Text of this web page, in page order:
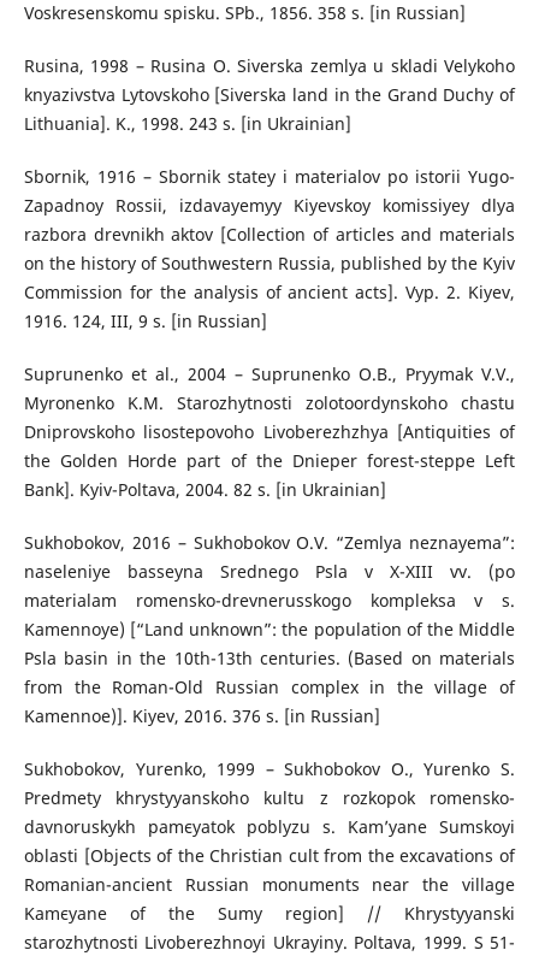
Voskresenskomu spisku. SPb., 1856. 358 s. [in Russian]
Rusina, 1998 – Rusina O. Siverska zemlya u skladi Velykoho
knyazivstva Lytovskoho [Siverska land in the Grand Duchy of
Lithuania]. K., 1998. 243 s. [in Ukrainian]
Sbornik, 1916 – Sbornik statey i materialov po istorii Yugo-
Zapadnoy Rossii, izdavayemyy Kiyevskoy komissiyey dlya
razbora drevnikh aktov [Collection of articles and materials
on the history of Southwestern Russia, published by the Kyiv
Commission for the analysis of ancient acts]. Vyp. 2. Kiyev,
1916. 124, III, 9 s. [in Russian]
Suprunenko et al., 2004 – Suprunenko O.B., Pryymak V.V.,
Myronenko K.M. Starozhytnosti zolotoordynskoho chastu
Dniprovskoho lisostepovoho Livoberezhzhya [Antiquities of
the Golden Horde part of the Dnieper forest-steppe Left
Bank]. Kyiv-Poltava, 2004. 82 s. [in Ukrainian]
Sukhobokov, 2016 – Sukhobokov O.V. “Zemlya neznayema”:
naseleniye basseyna Srednego Psla v X-XIII vv. (po
materialam romensko-drevnerusskogo kompleksa v s.
Kamennoye) [“Land unknown”: the population of the Middle
Psla basin in the 10th-13th centuries. (Based on materials
from the Roman-Old Russian complex in the village of
Kamennoe)]. Kiyev, 2016. 376 s. [in Russian]
Sukhobokov, Yurenko, 1999 – Sukhobokov O., Yurenko S.
Predmety khrystyyanskoho kultu z rozkopok romensko-
davnoruskykh pamєyatok poblyzu s. Kam’yane Sumskoyi
oblasti [Objects of the Christian cult from the excavations of
Romanian-ancient Russian monuments near the village
Kamєyane of the Sumy region] // Khrystyyanski
starozhytnosti Livoberezhnoyi Ukrayiny. Poltava, 1999. S 51-